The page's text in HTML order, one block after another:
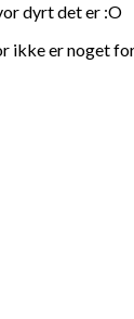
dyrt det er :O
er noget